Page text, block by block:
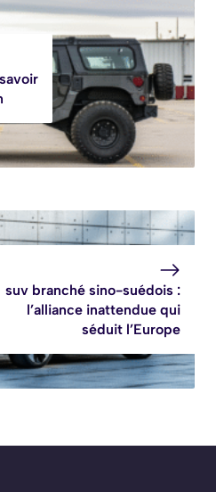
suv branché sino-suédois :
l’alliance inattendue qui
séduit l’Europe